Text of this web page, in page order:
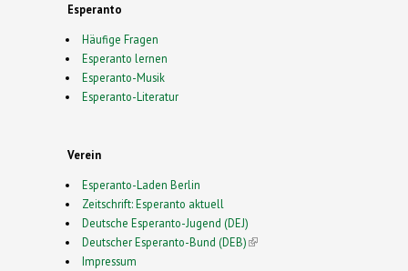
Esperanto
Häufige Fragen
Esperanto lernen
Esperanto-Musik
Esperanto-Literatur
Verein
Esperanto-Laden Berlin
Zeitschrift: Esperanto aktuell
Deutsche Esperanto-Jugend (DEJ)
Deutscher Esperanto-Bund (DEB)(link is external)
Impressum